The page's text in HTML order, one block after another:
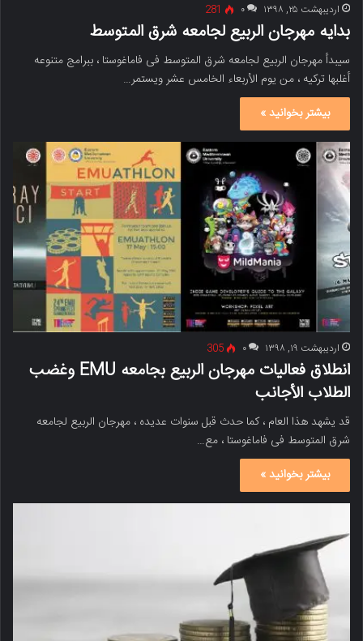
اردیبهشت ۲۵, ۱۳۹۸ ۰ 281
بدایه مهرجان الربیع لجامعه شرق المتوسط
سیبدأ مهرجان الربیع لجامعه شرق المتوسط ​​فی فاماغوستا ، ببرامج متنوعه
أغلبها ترکیه ، من یوم الأربعاء الخامس عشر ویستمر…
بیشتر بخوانید »
اردیبهشت ۱۹, ۱۳۹۸ ۰ 305
انطلاق فعالیات مهرجان الربیع بجامعه EMU وغضب
الطلاب الأجانب
قد یشهد هذا العام ، کما حدث قبل سنوات عدیده ، مهرجان الربیع لجامعه
شرق المتوسط ​​فی فاماغوستا ، مع…
بیشتر بخوانید »